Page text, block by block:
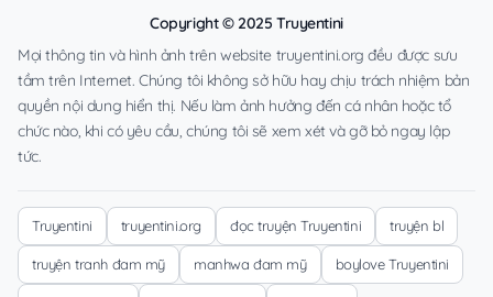
Copyright © 2025 Truyentini
Mọi thông tin và hình ảnh trên website truyentini.org đều được sưu
tầm trên Internet. Chúng tôi không sở hữu hay chịu trách nhiệm bản
quyền nội dung hiển thị. Nếu làm ảnh hưởng đến cá nhân hoặc tổ
chức nào, khi có yêu cầu, chúng tôi sẽ xem xét và gỡ bỏ ngay lập
tức.
Truyentini truyentini.org đọc truyện Truyentini truyện bl
truyện tranh đam mỹ manhwa đam mỹ boylove Truyentini